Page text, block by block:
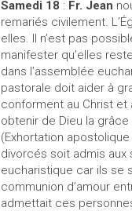
Samedi 18 : Fr. Jean
remariés civilement.
elles. Il n’est pas
manifester qu’elles
dans l’assemblée
pastorale doit aider à
conforment au Christ et
obtenir de Dieu la
(Exhortation apostolique
divorcés soit admis
eucharistique car ils se
communion d’amour
admettait ces